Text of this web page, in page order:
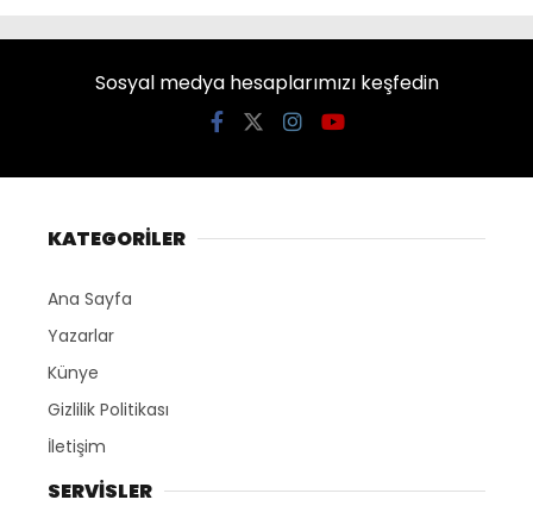
Sosyal medya hesaplarımızı keşfedin
KATEGORİLER
Ana Sayfa
Yazarlar
Künye
Gizlilik Politikası
İletişim
SERVİSLER